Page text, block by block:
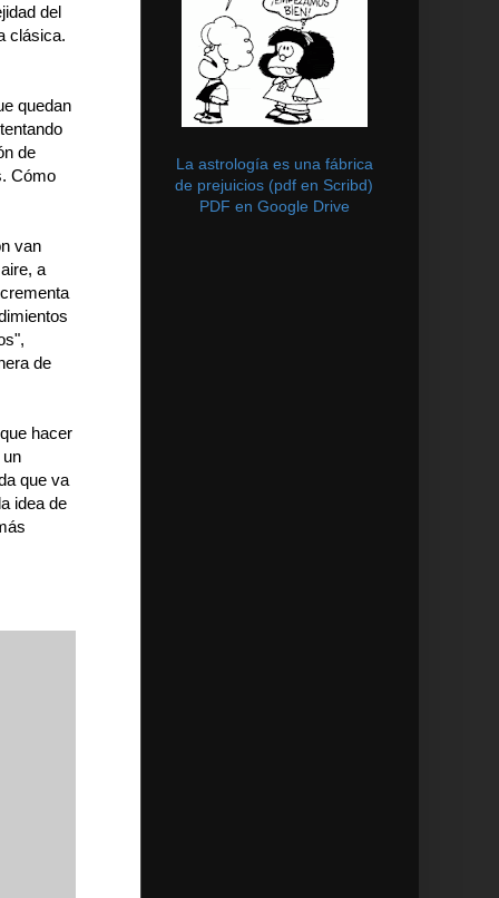
del
clásica.
quedan
de
Cómo
van
a
de
hacer
que va
idea de
La astrología es una fábrica
de prejuicios (pdf en Scribd)
PDF en Google Drive